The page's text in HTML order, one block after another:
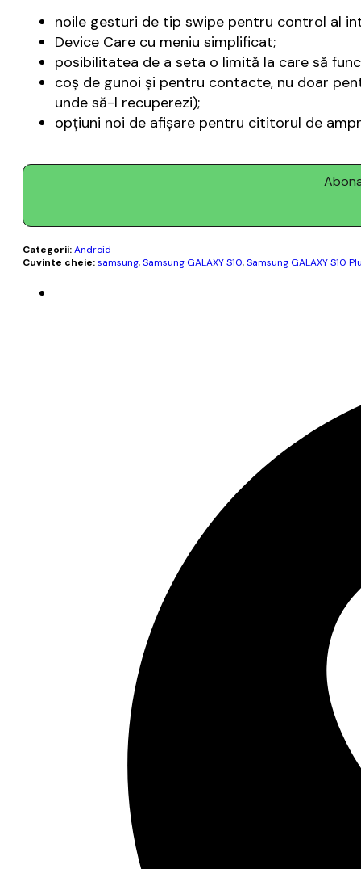
noile gesturi de tip swipe pentru control al
Device Care cu meniu simplificat;
posibilitatea de a seta o limită la care să
coș de gunoi și pentru contacte, nu doar
unde să-l recuperezi);
opțiuni noi de afișare pentru cititorul de
Categorii:Android
Cuvinte cheie:samsung,Samsung GALAXY S10,Samsung GALAXY S10